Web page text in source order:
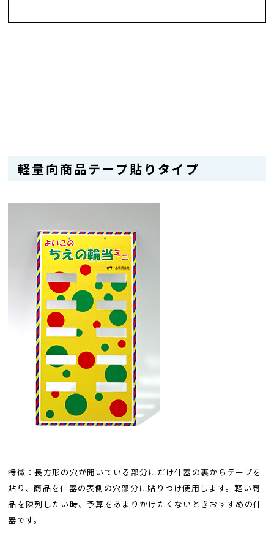
軽量向商品テープ貼りタイプ
特徴：長方形の穴が開いている部分にだけ什器の裏からテープを
貼り、商品を什器の表側の穴部分に貼りつけ使用します。軽い商
品を陳列したい時、予算をあまりかけたくないときおすすめの什
器です。